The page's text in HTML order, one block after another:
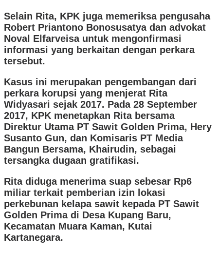
Selain Rita, KPK juga memeriksa pengusaha
Robert Priantono Bonosusatya dan advokat
Noval Elfarveisa untuk mengonfirmasi
informasi yang berkaitan dengan perkara
tersebut.
Kasus ini merupakan pengembangan dari
perkara korupsi yang menjerat Rita
Widyasari sejak 2017. Pada 28 September
2017, KPK menetapkan Rita bersama
Direktur Utama PT Sawit Golden Prima, Hery
Susanto Gun, dan Komisaris PT Media
Bangun Bersama, Khairudin, sebagai
tersangka dugaan gratifikasi.
Rita diduga menerima suap sebesar Rp6
miliar terkait pemberian izin lokasi
perkebunan kelapa sawit kepada PT Sawit
Golden Prima di Desa Kupang Baru,
Kecamatan Muara Kaman, Kutai
Kartanegara.